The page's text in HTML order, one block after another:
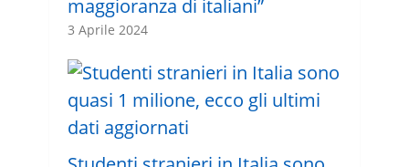
maggioranza di italiani”
3 Aprile 2024